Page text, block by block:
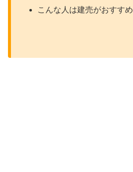
こんな人は建売がおすすめ